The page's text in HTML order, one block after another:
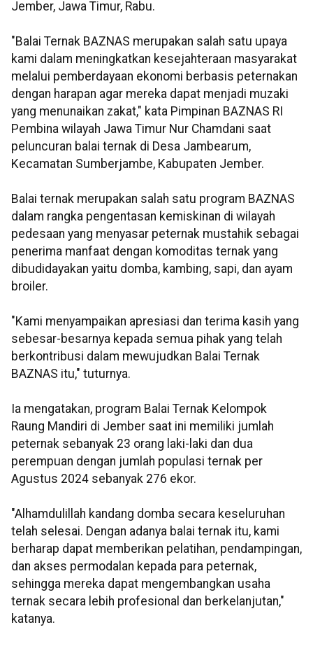
Jember, Jawa Timur, Rabu.
"Balai Ternak BAZNAS merupakan salah satu upaya
kami dalam meningkatkan kesejahteraan masyarakat
melalui pemberdayaan ekonomi berbasis peternakan
dengan harapan agar mereka dapat menjadi muzaki
yang menunaikan zakat," kata Pimpinan BAZNAS RI
Pembina wilayah Jawa Timur Nur Chamdani saat
peluncuran balai ternak di Desa Jambearum,
Kecamatan Sumberjambe, Kabupaten Jember.
Balai ternak merupakan salah satu program BAZNAS
dalam rangka pengentasan kemiskinan di wilayah
pedesaan yang menyasar peternak mustahik sebagai
penerima manfaat dengan komoditas ternak yang
dibudidayakan yaitu domba, kambing, sapi, dan ayam
broiler.
"Kami menyampaikan apresiasi dan terima kasih yang
sebesar-besarnya kepada semua pihak yang telah
berkontribusi dalam mewujudkan Balai Ternak
BAZNAS itu," tuturnya.
Ia mengatakan, program Balai Ternak Kelompok
Raung Mandiri di Jember saat ini memiliki jumlah
peternak sebanyak 23 orang laki-laki dan dua
perempuan dengan jumlah populasi ternak per
Agustus 2024 sebanyak 276 ekor.
"Alhamdulillah kandang domba secara keseluruhan
telah selesai. Dengan adanya balai ternak itu, kami
berharap dapat memberikan pelatihan, pendampingan,
dan akses permodalan kepada para peternak,
sehingga mereka dapat mengembangkan usaha
ternak secara lebih profesional dan berkelanjutan,"
katanya.